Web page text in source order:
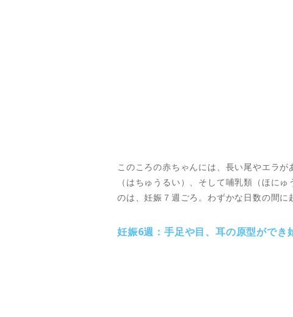
このころの赤ちゃんには、長い尾やエラ
（はちゅうるい）、そして哺乳類（ほに
のは、妊娠７週ごろ。わずかな日数の間に
妊娠6週：手足や目、耳の原型ができ